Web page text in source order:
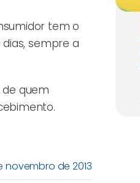
tem o
sempre a
quem
novembro de 2013